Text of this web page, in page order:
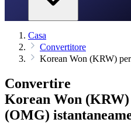
Casa
Convertitore
Korean Won (KRW)
Convertire
Korean Won
(OMG)